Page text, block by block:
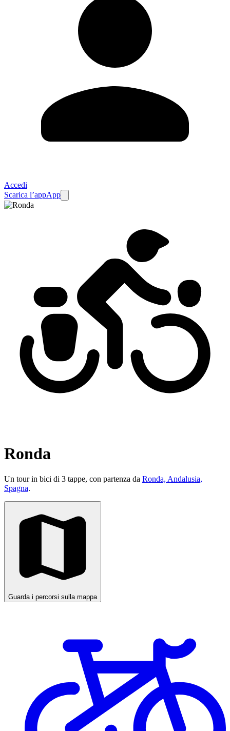
Accedi
Scarica l’appApp
Ronda
Un tour in bici di 3 tappe, con partenza da Ronda, Andalusia,
Spagna.
Guarda i percorsi sulla mappa